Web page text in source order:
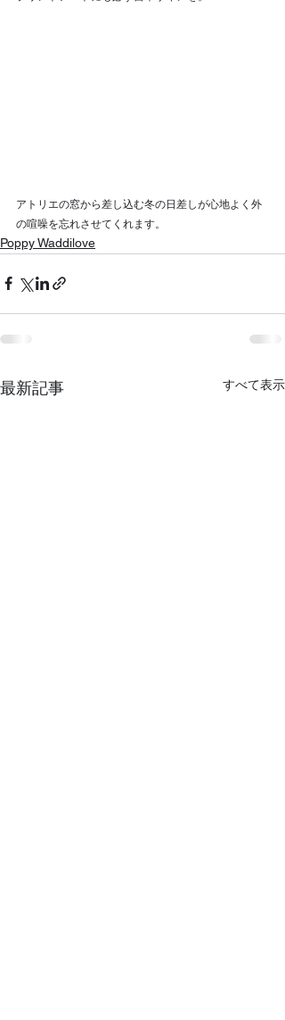
アトリエの窓から差し込む冬の日差しが心地よく外
の喧噪を忘れさせてくれます。
Poppy Waddilove
最新記事 すべて表示